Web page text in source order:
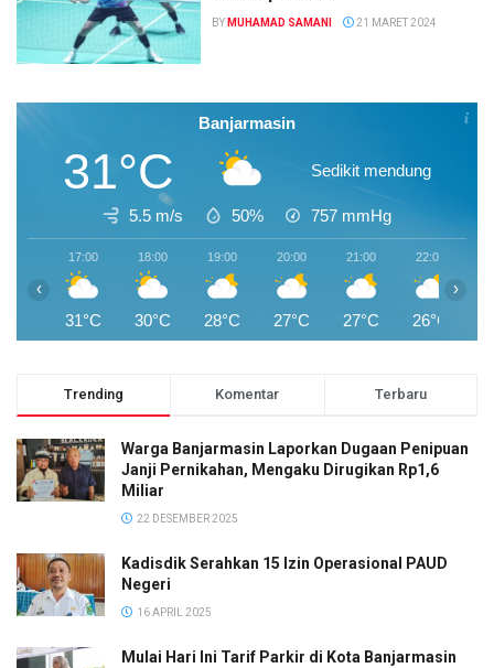
BY MUHAMAD SAMANI 21 MARET 2024
Banjarmasin
31°C Sedikit mendung
5.5 m/s 50% 757 mmHg
17:00
31°C
18:00
30°C
19:00
28°C
20:00
27°C
21:00
27°C
22:00
26°C
‹ ›
Trending Komentar Terbaru
Warga Banjarmasin Laporkan Dugaan Penipuan
Janji Pernikahan, Mengaku Dirugikan Rp1,6
Miliar
22 DESEMBER 2025
Kadisdik Serahkan 15 Izin Operasional PAUD
Negeri
16 APRIL 2025
Mulai Hari Ini Tarif Parkir di Kota Banjarmasin